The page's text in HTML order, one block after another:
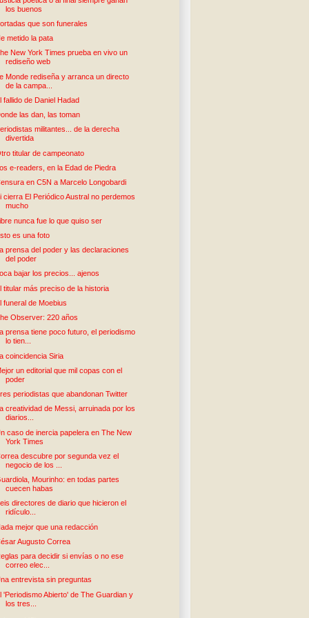
los buenos
que son funerales
metido la pata
New York Times prueba en vivo un
rediseño web
Monde rediseña y arranca un directo
de la campa...
fallido de Daniel Hadad
las dan, las toman
militantes... de la derecha
divertida
titular de campeonato
e-readers, en la Edad de Piedra
en C5N a Marcelo Longobardi
cierra El Periódico Austral no perdemos
mucho
nunca fue lo que quiso ser
es una foto
prensa del poder y las declaraciones
del poder
bajar los precios... ajenos
titular más preciso de la historia
funeral de Moebius
Observer: 220 años
La prensa tiene poco futuro, el periodismo
lo tien...
coincidencia Siria
un editorial que mil copas con el
poder
periodistas que abandonan Twitter
La creatividad de Messi, arruinada por los
diarios...
caso de inercia papelera en The New
York Times
descubre por segunda vez el
negocio de los ...
Mourinho: en todas partes
cuecen habas
directores de diario que hicieron el
ridículo...
mejor que una redacción
Augusto Correa
para decidir si envías o no ese
correo elec...
entrevista sin preguntas
'Periodismo Abierto' de The Guardian y
los tres...